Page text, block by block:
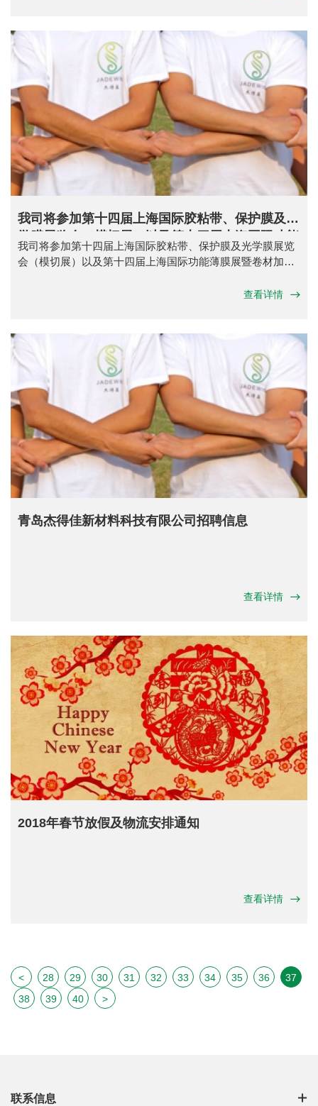
我司将参加第十四届上海国际胶粘带、保护膜及光
学膜展览会（模切展）以及第十四届上海国际功能
薄膜展暨卷材加工技术展
我司将参加第十四届上海国际胶粘带、保护膜及光学膜展览
会（模切展）以及第十四届上海国际功能薄膜展暨卷材加工
查看详情
青岛杰得佳新材料科技有限公司招聘信息
查看详情
2018年春节放假及物流安排通知
查看详情
< 28 29 30 31 32 33 34 35 36
37
38
39 40 >
联系信息